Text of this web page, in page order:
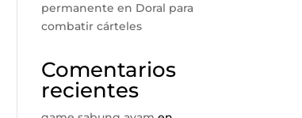
permanente en Doral para
combatir cárteles
Comentarios
recientes